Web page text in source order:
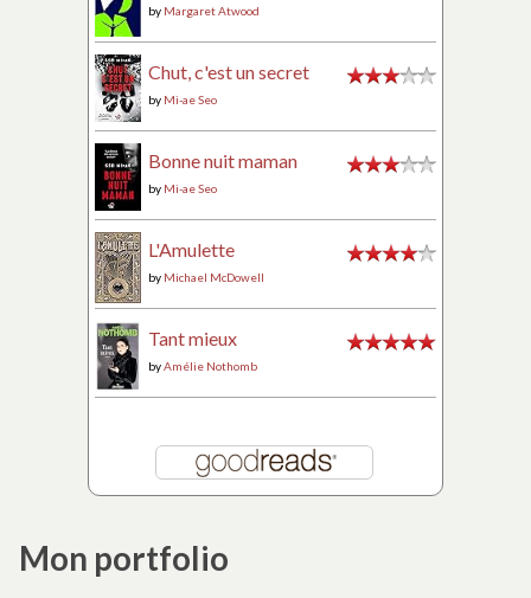
by Margaret Atwood
Chut, c'est un secret
by Mi-ae Seo
Bonne nuit maman
by Mi-ae Seo
L'Amulette
by Michael McDowell
Tant mieux
byAmélie Nothomb
Mon portfolio